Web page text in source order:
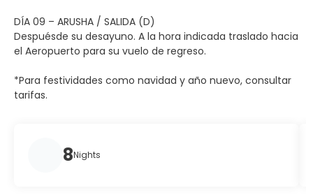
DÍA 09 – ARUSHA / SALIDA (D)
Despuésde su desayuno. A la hora indicada traslado hacia
el Aeropuerto para su vuelo de regreso.
*Para festividades como navidad y año nuevo, consultar
tarifas.
8Nights